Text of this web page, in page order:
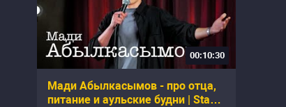
00:10:30
Мади Абылкасымов - про отца,
питание и аульские будни | Stand